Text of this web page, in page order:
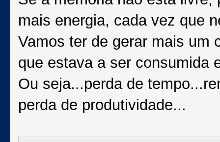
mais energia, cada vez que
Vamos ter de gerar mais um
que estava a ser consumida
Ou seja...perda de
perda de produtividade...